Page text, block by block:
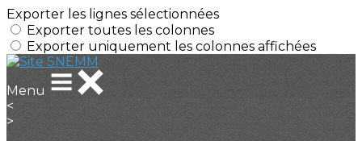
Exporter les lignes sélectionnées
Exporter toutes les colonnes
Exporter uniquement les colonnes affichées
Menu
<
>